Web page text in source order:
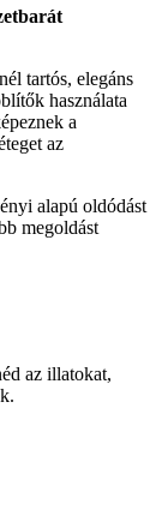
tartós, elegáns
használata
a
az
alapú oldódást
megoldást
az illatokat,